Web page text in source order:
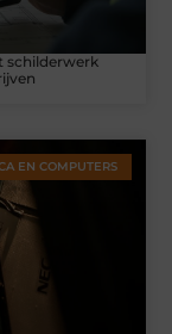
schilderwerk
EN COMPUTERS